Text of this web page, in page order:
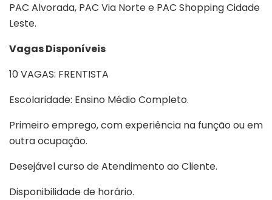
PAC Alvorada, PAC Via Norte e PAC Shopping Cidade
Leste.
Vagas Disponíveis
10 VAGAS: FRENTISTA
Escolaridade: Ensino Médio Completo.
Primeiro emprego, com experiência na função ou em
outra ocupação.
Desejável curso de Atendimento ao Cliente.
Disponibilidade de horário.